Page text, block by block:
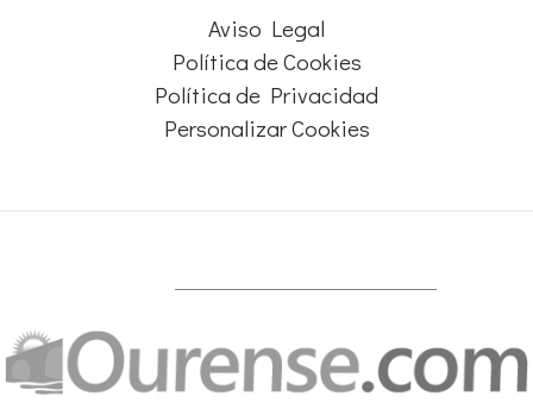
Aviso Legal
Política de Cookies
Política de Privacidad
Personalizar Cookies